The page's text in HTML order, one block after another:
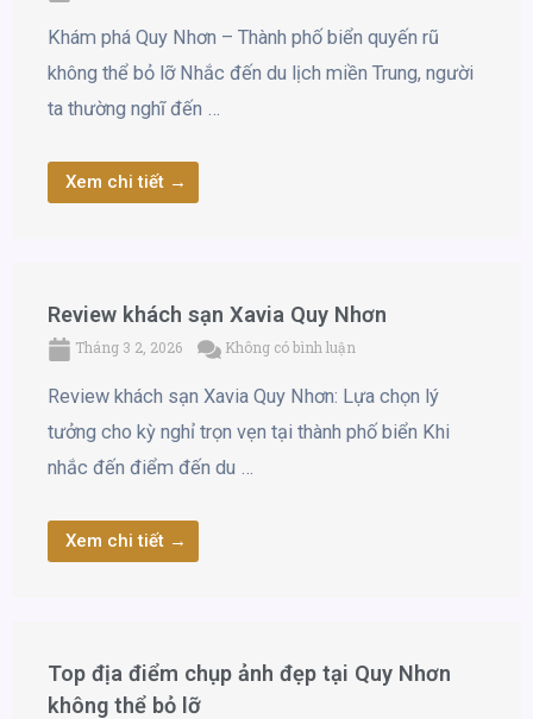
Khám phá Quy Nhơn – Thành phố biển quyến rũ
không thể bỏ lỡ Nhắc đến du lịch miền Trung, người
ta thường nghĩ đến …
Xem chi tiết →
Review khách sạn Xavia Quy Nhơn
Tháng 3 2, 2026 Không có bình luận
Review khách sạn Xavia Quy Nhơn: Lựa chọn lý
tưởng cho kỳ nghỉ trọn vẹn tại thành phố biển Khi
nhắc đến điểm đến du …
Xem chi tiết →
Top địa điểm chụp ảnh đẹp tại Quy Nhơn
không thể bỏ lỡ